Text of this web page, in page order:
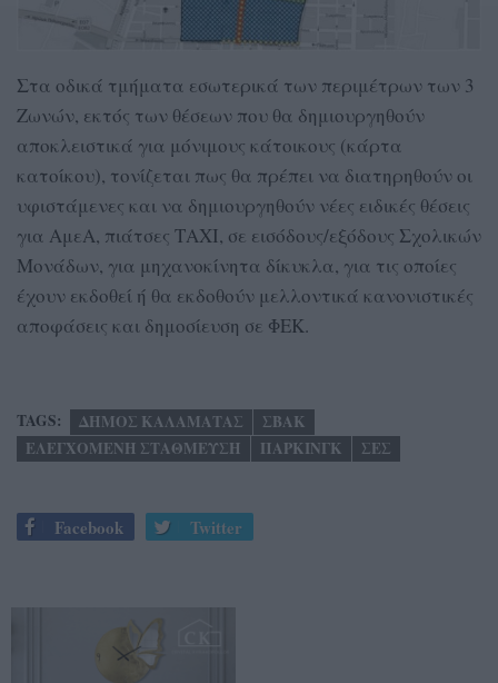
Στα οδικά τμήματα εσωτερικά των περιμέτρων των 3
Ζωνών, εκτός των θέσεων που θα δημιουργηθούν
αποκλειστικά για μόνιμους κάτοικους (κάρτα
κατοίκου), τονίζεται πως θα πρέπει να διατηρηθούν οι
υφιστάμενες και να δημιουργηθούν νέες ειδικές θέσεις
για ΑμεΑ, πιάτσες ΤΑΧΙ, σε εισόδους/εξόδους Σχολικών
Μονάδων, για μηχανοκίνητα δίκυκλα, για τις οποίες
έχουν εκδοθεί ή θα εκδοθούν μελλοντικά κανονιστικές
αποφάσεις και δημοσίευση σε ΦΕΚ.
TAGS: ΔΗΜΟΣ ΚΑΛΑΜΑΤΑΣ
ΣΒΑΚ
ΕΛΕΓΧΟΜΕΝΗ ΣΤΑΘΜΕΥΣΗ
ΠΑΡΚΙΝΓΚ ΣΕΣ
Facebook Twitter